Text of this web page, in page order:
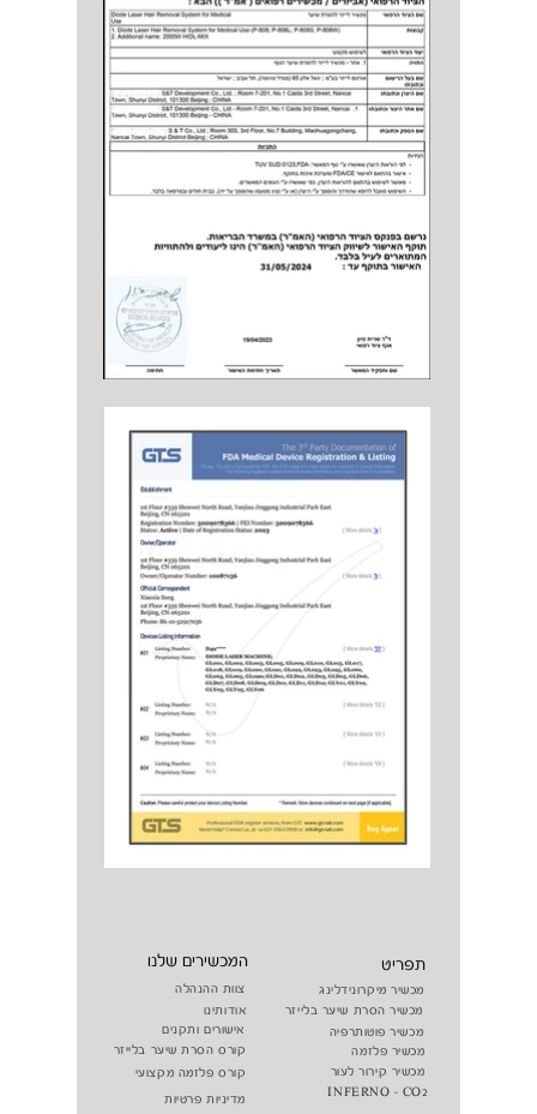
המכשירים שלנו
צוות ההנהלה
אודותינו
אישורים ותקנים
קורס הסרת שיער בלייזר
קורס פלזמה מקצועי
תפריט
מכשיר מיקרונידלינג
מכשיר הסרת שיער בלייזר
מכשיר פוטותרפיה
מכשיר פלזמה
מכשיר קירור לעור
מדיניות פרטיות INFERNO - CO2